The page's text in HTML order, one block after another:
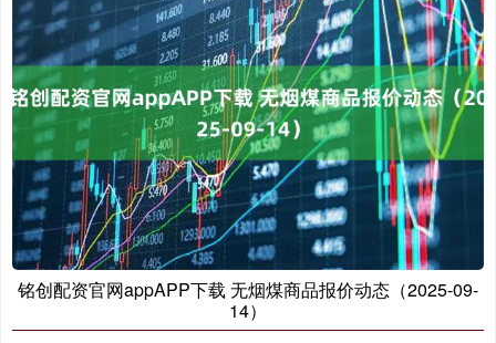
铭创配资官网appAPP下载 无烟煤商品报价动态（2025-09-
14）